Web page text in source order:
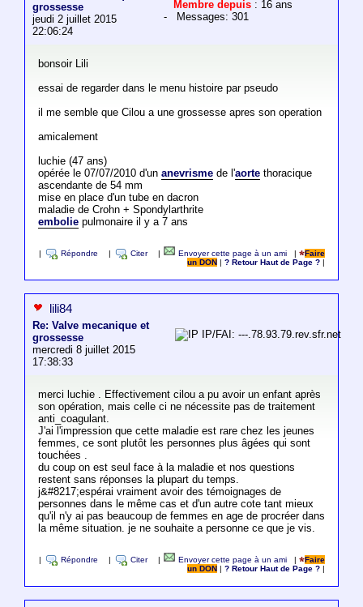
grossesse
jeudi 2 juillet 2015
22:06:24
Membre depuis : 16 ans
- Messages: 301
bonsoir Lili
essai de regarder dans le menu histoire par pseudo
il me semble que Cilou a une grossesse apres son operation
amicalement
luchie (47 ans)
opérée le 07/07/2010 d'un anevrismede l'aortethoracique
ascendante de 54 mm
mise en place d'un tube en dacron
maladie de Crohn + Spondylarthrite
emboliepulmonaire il y a 7 ans
Répondre Citer Envoyer cette page à un ami |
Faire
un DON
|? Retour Haut de Page ?
lili84
Re: Valve mecanique et
grossesse
mercredi 8 juillet 2015
17:38:33
IP/FAI: ---.78.93.79.rev.sfr.net
merci luchie . Effectivement cilou a pu avoir un enfant après
son opération, mais celle ci ne nécessite pas de traitement
anti_coagulant.
J'ai l'impression que cette maladie est rare chez les jeunes
femmes, ce sont plutôt les personnes plus âgées qui sont
touchées .
du coup on est seul face à la maladie et nos questions
restent sans réponses la plupart du temps.
j&#8217;espérai vraiment avoir des témoignages de
personnes dans le même cas et d'un autre cote tant mieux
qu'il n'y ai pas beaucoup de femmes en age de procréer dans
la même situation. je ne souhaite a personne ce que je vis.
Répondre Citer Envoyer cette page à un ami |
Faire
un DON
|? Retour Haut de Page ?